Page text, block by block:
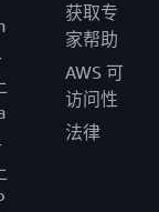
获取专
家帮助
AWS 可
访问性
法律